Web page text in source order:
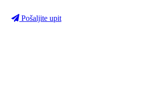
Pošaljite upit